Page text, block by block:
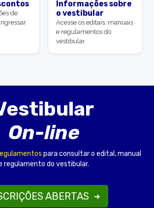
de
Informações sobre
o vestibular
Acesse os editais, manuais
e regulamentos do
vestibular.
On-line
para consultar o edital, manual
regulamento do vestibular.
ABERTAS